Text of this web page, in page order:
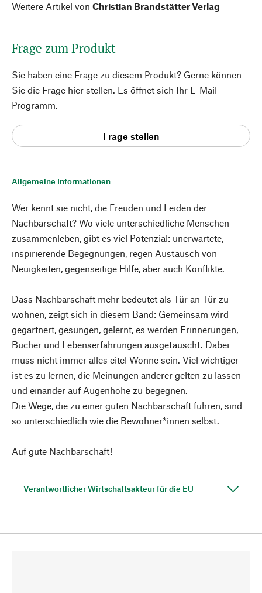
Allgemeine Informationen
Wer kennt sie nicht, die Freuden und Leiden der
Nachbarschaft? Wo viele unterschiedliche Menschen
zusammenleben, gibt es viel Potenzial: unerwartete,
inspirierende Begegnungen, regen Austausch von
Neuigkeiten, gegenseitige Hilfe, aber auch Konflikte.
Dass Nachbarschaft mehr bedeutet als Tür an Tür zu
wohnen, zeigt sich in diesem Band: Gemeinsam wird
gegärtnert, gesungen, gelernt, es werden Erinnerungen,
Bücher und Lebenserfahrungen ausgetauscht. Dabei
muss nicht immer alles eitel Wonne sein. Viel wichtiger
ist es zu lernen, die Meinungen anderer gelten zu lassen
und einander auf Augenhöhe zu begegnen.
Die Wege, die zu einer guten Nachbarschaft führen, sind
so unterschiedlich wie die Bewohner*innen selbst.
Auf gute Nachbarschaft!
Verantwortlicher Wirtschaftsakteur für die EU
Weitere Artikel von Christian Brandstätter Verlag
Frage zum Produkt
Sie haben eine Frage zu diesem Produkt? Gerne können
Sie die Frage hier stellen. Es öffnet sich Ihr E-Mail-
Programm.
Frage stellen